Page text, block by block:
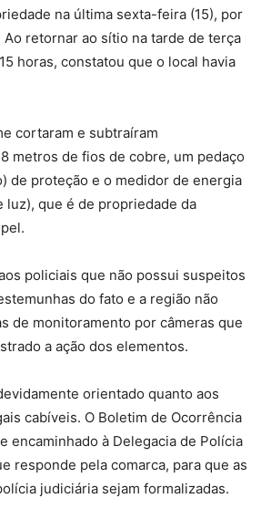
na última sexta-feira (15), por
Ao retornar ao sítio na tarde de terça
horas, constatou que o local havia
cortaram e subtraíram
metros de fios de cobre, um pedaço
de proteção e o medidor de energia
luz), que é de propriedade da
policiais que não possui suspeitos
do fato e a região não
de monitoramento por câmeras que
a ação dos elementos.
orientado quanto aos
cabíveis. O Boletim de Ocorrência
encaminhado à Delegacia de Polícia
responde pela comarca, para que as
judiciária sejam formalizadas.